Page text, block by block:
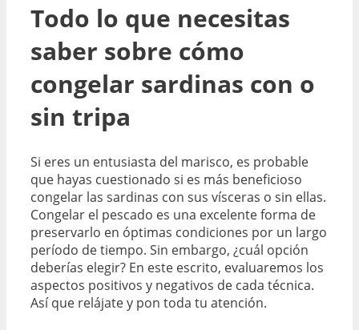
Todo lo que necesitas
saber sobre cómo
congelar sardinas con o
sin tripa
Si eres un entusiasta del marisco, es probable
que hayas cuestionado si es más beneficioso
congelar las sardinas con sus vísceras o sin ellas.
Congelar el pescado es una excelente forma de
preservarlo en óptimas condiciones por un largo
período de tiempo. Sin embargo, ¿cuál opción
deberías elegir? En este escrito, evaluaremos los
aspectos positivos y negativos de cada técnica.
Así que relájate y pon toda tu atención.